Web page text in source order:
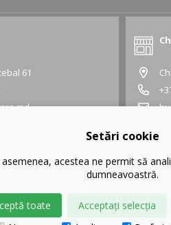
61
Grafic:
Lu - Vi:
Sâ - Du:
Setări cookie
acestea ne permit să
dumneavoastră.
toate Acceptați selecția